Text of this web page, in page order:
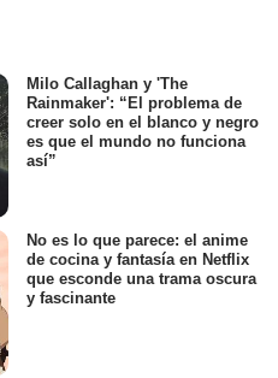
Milo Callaghan y 'The
Rainmaker': “El problema de
creer solo en el blanco y negro
es que el mundo no funciona
así”
No es lo que parece: el anime
de cocina y fantasía en Netflix
que esconde una trama oscura
y fascinante